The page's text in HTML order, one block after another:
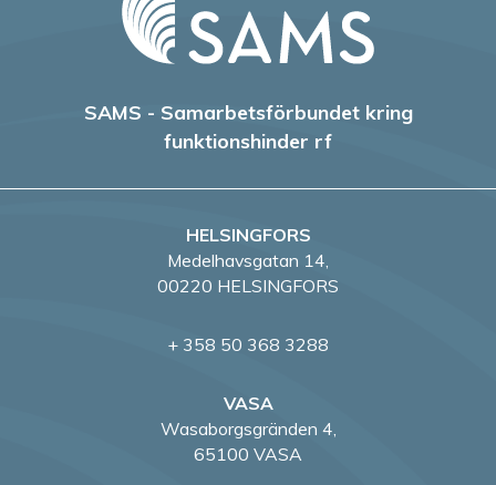
SAMS - Samarbetsförbundet kring
funktionshinder rf
HELSINGFORS
Medelhavsgatan 14,
00220 HELSINGFORS
+ 358 50 368 3288
VASA
Wasaborgsgränden 4,
65100 VASA